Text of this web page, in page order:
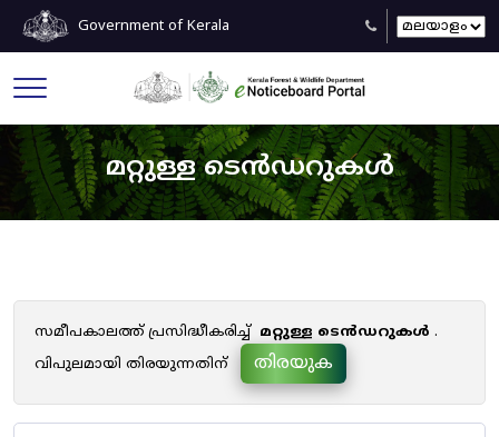
Government of Kerala
മറ്റുള്ള ടെൻഡറുകൾ
സമീപകാലത്ത് പ്രസിദ്ധീകരിച്ച് മറ്റുള്ള ടെൻഡറുകൾ .
വിപുലമായി തിരയുന്നതിന്
തിരയുക